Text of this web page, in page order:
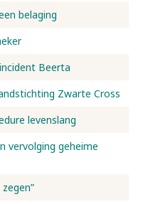
belaging
Beerta
Zwarte Cross
levenslang
vervolging geheime